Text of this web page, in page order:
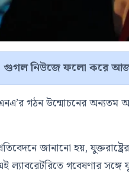
গুগল নিউজে ফলো করে
গঠন উন্মোচনের
জানানো হয়,
ল্যাবরেটরিতে গবেষণার সঙ্গে